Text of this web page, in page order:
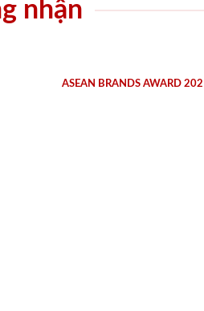
nhận
ASEAN BRANDS AWARD